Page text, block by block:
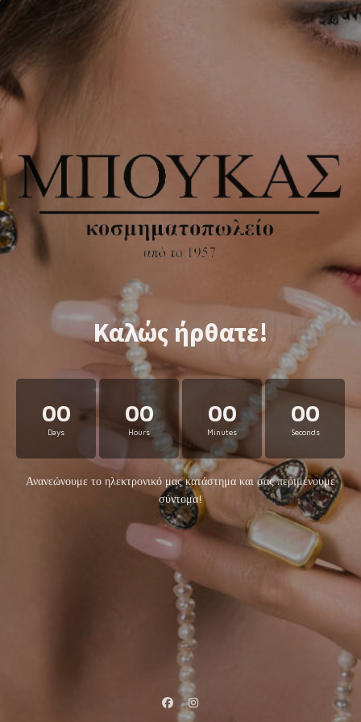
Καλώς ήρθατε!
00
Days
00
Hours
00
Minutes
00
Seconds
Ανανεώνουμε το ηλεκτρονικό μας κατάστημα και σας περιμένουμε
σύντομα!